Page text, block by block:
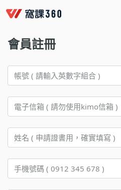
會員註冊